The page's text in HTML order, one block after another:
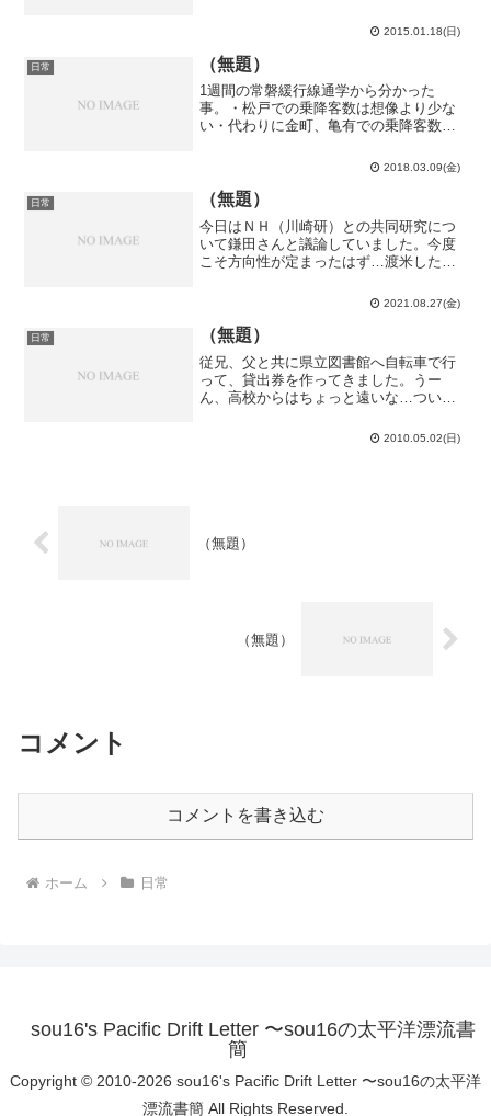
ているな…折角だから、少し自転車に乗
りたいし、偶には緑ヶ丘図書館以外の図
書館に行ってみようかな？...
2015.01.18(日)
日常 （無題）
1週間の常磐緩行線通学から分かった
事。・松戸での乗降客数は想像より少な
い・代わりに金町、亀有での乗降客数は
が集まっている為、 そこそこの確率で
北千住から座れる・仮に北千住で座れな
くとも 金町か松戸でほぼ...
2018.03.09(金)
日常 （無題）
今日はＮＨ（川崎研）との共同研究につ
いて鎌田さんと議論していました。今度
こそ方向性が定まったはず…渡米したら
か。14時間差だから日本が夜で米国が朝
か、日本が朝で米国が夕方～夜かのどち
らかだけど…そもそも、...
2021.08.27(金)
日常 （無題）
従兄、父と共に県立図書館へ自転車で行
って、貸出券を作ってきました。うー
ん、高校からはちょっと遠いな…ついで
マン編曲のパガニーニの奇想曲のＣＤを
借りてきました。本当はアルカンのＣＤ
2010.05.02(日)
（無題）
（無題）
コメント
コメントを書き込む
ホーム 日常
sou16's Pacific Drift Letter 〜sou16の太平洋漂流書
簡
Copyright © 2010-2026 sou16's Pacific Drift Letter 〜sou16の太平洋
漂流書簡 All Rights Reserved.